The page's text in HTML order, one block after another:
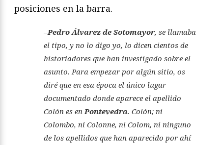
posiciones en la barra.
–Pedro Álvarez de Sotomayor, se llamaba
el tipo, y no lo digo yo, lo dicen cientos de
historiadores que han investigado sobre el
asunto. Para empezar por algún sitio, os
diré que en esa época el único lugar
documentado donde aparece el apellido
Colón es en Pontevedra. Colón; ni
Colombo, ni Colonne, ni Colom, ni ninguno
de los apellidos que han aparecido por ahí